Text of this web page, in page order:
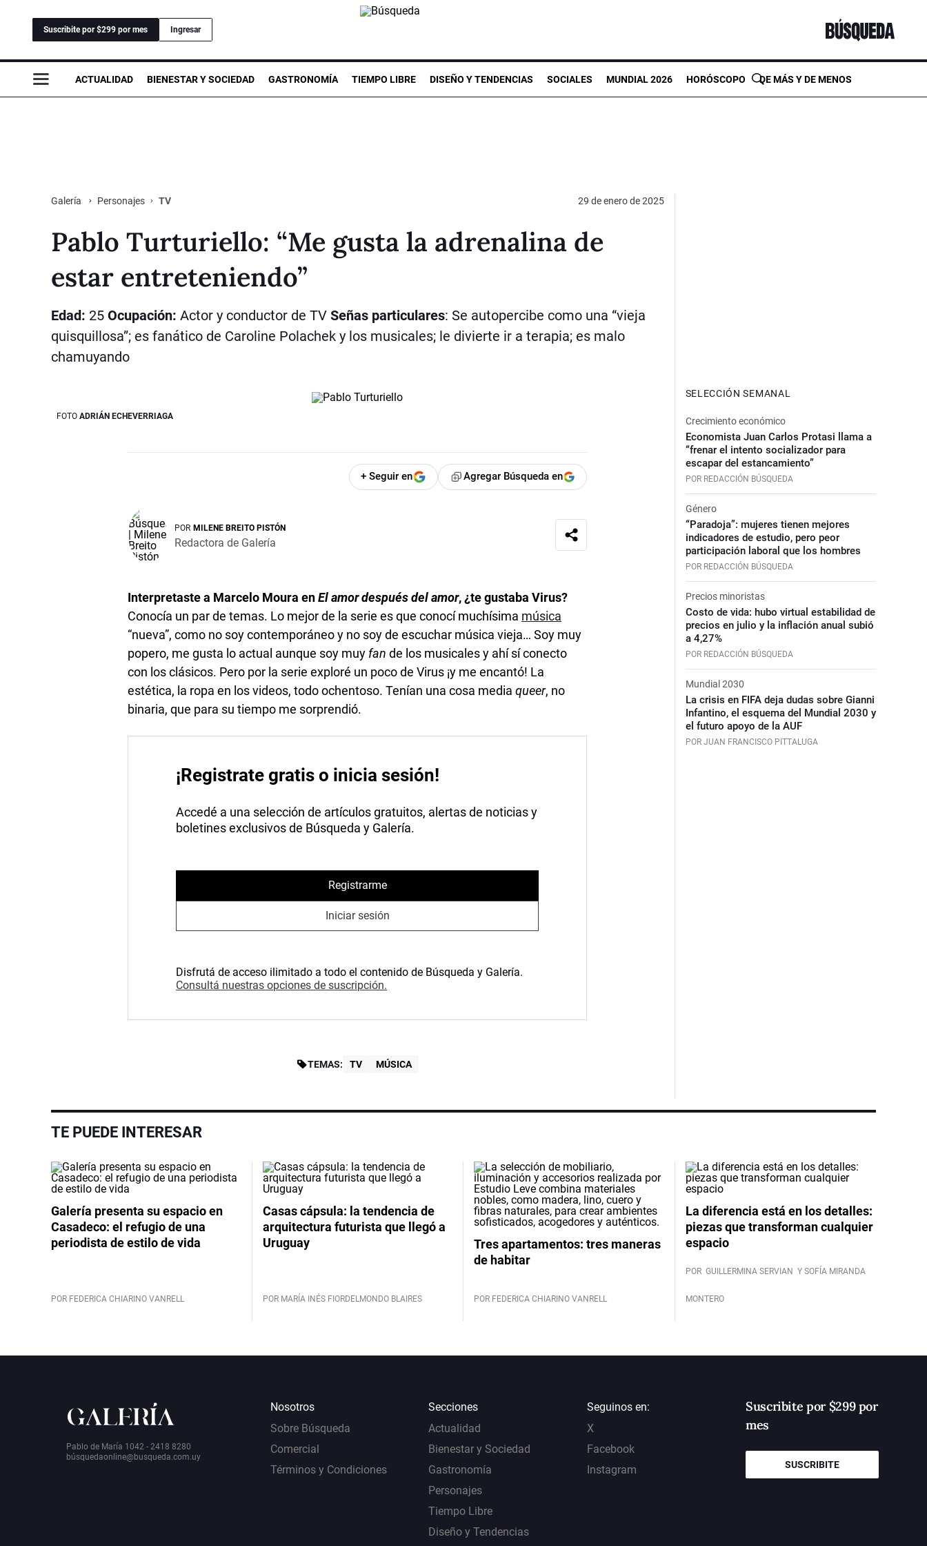
Suscribite por $299 por mes Ingresar
ACTUALIDAD BIENESTAR Y SOCIEDAD GASTRONOMÍA TIEMPO LIBRE DISEÑO Y TENDENCIAS SOCIALES MUNDIAL 2026 HORÓSCOPO DE MÁS Y DE MENOS
Galería Personajes TV 29 de enero de 2025
Pablo Turturiello: “Me gusta la adrenalina de
estar entreteniendo”
Edad: 25 Ocupación: Actor y conductor de TV Señas particulares: Se autopercibe como una “vieja
quisquillosa”; es fanático de Caroline Polachek y los musicales; le divierte ir a terapia; es malo
chamuyando
FOTO ADRIÁN ECHEVERRIAGA
+ Seguir en Agregar Búsqueda en
POR MILENE BREITO PISTÓN
Redactora de Galería
Interpretaste a Marcelo Moura enEl amor después del amor, ¿te gustaba Virus?
Conocía un par de temas. Lo mejor de la serie es que conocí muchísima música
“nueva”, como no soy contemporáneo y no soy de escuchar música vieja… Soy muy
popero, me gusta lo actual aunque soy muy fan de los musicales y ahí sí conecto
con los clásicos. Pero por la serie exploré un poco de Virus ¡y me encantó! La
estética, la ropa en los videos, todo ochentoso. Tenían una cosa mediaqueer, no
binaria, que para su tiempo me sorprendió.
¡Registrate gratis o inicia sesión!
Accedé a una selección de artículos gratuitos, alertas de noticias y
boletines exclusivos de Búsqueda y Galería.
Registrarme
Iniciar sesión
Disfrutá de acceso ilimitado a todo el contenido de Búsqueda y Galería.
Consultá nuestras opciones de suscripción.
TEMAS: TV MÚSICA
SELECCIÓN SEMANAL
Crecimiento económico
Economista Juan Carlos Protasi llama a
“frenar el intento socializador para
escapar del estancamiento”
POR REDACCIÓN BÚSQUEDA
Género
“Paradoja”: mujeres tienen mejores
indicadores de estudio, pero peor
participación laboral que los hombres
POR REDACCIÓN BÚSQUEDA
Precios minoristas
Costo de vida: hubo virtual estabilidad de
precios en julio y la inflación anual subió
a 4,27%
POR REDACCIÓN BÚSQUEDA
Mundial 2030
La crisis en FIFA deja dudas sobre Gianni
Infantino, el esquema del Mundial 2030 y
el futuro apoyo de la AUF
POR JUAN FRANCISCO PITTALUGA
TE PUEDE INTERESAR
Galería presenta su espacio en
Casadeco: el refugio de una
periodista de estilo de vida
POR FEDERICA CHIARINO VANRELL
Casas cápsula: la tendencia de
arquitectura futurista que llegó a
Uruguay
POR MARÍA INÉS FIORDELMONDO BLAIRES
Tres apartamentos: tres maneras
de habitar
POR FEDERICA CHIARINO VANRELL
La diferencia está en los detalles:
piezas que transforman cualquier
espacio
POR GUILLERMINA SERVIAN Y SOFÍA MIRANDA
MONTERO
Pablo de María 1042 - 2418 8280
búsquedaonline@busqueda.com.uy
Nosotros
Sobre Búsqueda
Comercial
Términos y Condiciones
Secciones
Actualidad
Bienestar y Sociedad
Gastronomía
Personajes
Tiempo Libre
Diseño y Tendencias
Seguinos en:
X
Facebook
Instagram
Suscribite por $299 por
mes
SUSCRIBITE